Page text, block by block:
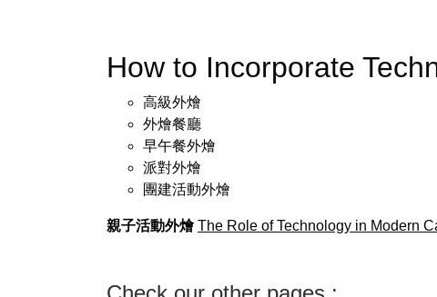
How to Incorporate
高級外燴
外燴餐廳
早午餐外燴
派對外燴
團建活動外燴
親子活動外燴 The Role of Technology in Modern